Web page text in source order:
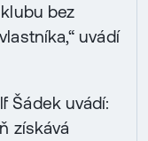
bez
uvádí
Šádek uvádí:
získává